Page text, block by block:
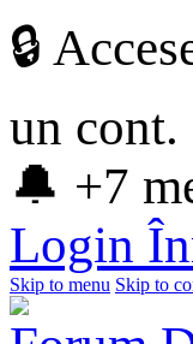
🔒
un cont.
🔔 +7
Login
Skip to menu Skip to